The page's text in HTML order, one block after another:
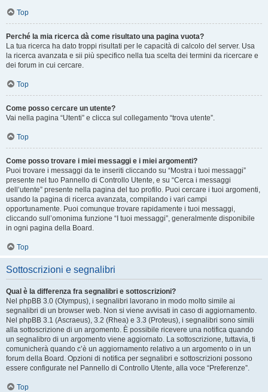
Top
Perché la mia ricerca dà come risultato una pagina vuota?
La tua ricerca ha dato troppi risultati per le capacità di calcolo del server. Usa
la ricerca avanzata e sii più specifico nella tua scelta dei termini da ricercare e
dei forum in cui cercare.
Top
Come posso cercare un utente?
Vai nella pagina “Utenti” e clicca sul collegamento “trova utente”.
Top
Come posso trovare i miei messaggi e i miei argomenti?
Puoi trovare i messaggi da te inseriti cliccando su “Mostra i tuoi messaggi”
presente nel tuo Pannello di Controllo Utente, e su “Cerca i messaggi
dell’utente” presente nella pagina del tuo profilo. Puoi cercare i tuoi argomenti,
usando la pagina di ricerca avanzata, compilando i vari campi
opportunamente. Puoi comunque trovare rapidamente i tuoi messaggi,
cliccando sull’omonima funzione “I tuoi messaggi”, generalmente disponibile
in ogni pagina della Board.
Top
Sottoscrizioni e segnalibri
Qual è la differenza fra segnalibri e sottoscrizioni?
Nel phpBB 3.0 (Olympus), i segnalibri lavorano in modo molto simile ai
segnalibri di un browser web. Non si viene avvisati in caso di aggiornamento.
Nel phpBB 3.1 (Ascraeus), 3.2 (Rhea) e 3.3 (Proteus), i segnalibri sono simili
alla sottoscrizione di un argomento. È possibile ricevere una notifica quando
un segnalibro di un argomento viene aggiornato. La sottoscrizione, tuttavia, ti
comunicherà quando c’è un aggiornamento relativo a un argomento o in un
forum della Board. Opzioni di notifica per segnalibri e sottoscrizioni possono
essere configurate nel Pannello di Controllo Utente, alla voce “Preferenze”.
Top